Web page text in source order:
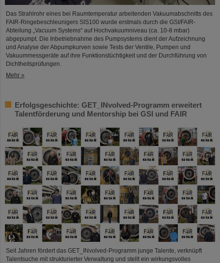
Das Strahlrohr eines bei Raumtemperatur arbeitenden Vakuumabschnitts des
FAIR-Ringebeschleunigers SIS100 wurde erstmals durch die GSI/FAIR-
Abteilung „Vacuum Systems“ auf Hochvakuumniveau (ca. 10-8 mbar)
abgepumpt. Die Inbetriebnahme des Pumpsystems dient der Aufzeichnung
und Analyse der Abpumpkurven sowie Tests der Ventile, Pumpen und
Vakuummessgeräte auf ihre Funktionstüchtigkeit und der Durchführung von
Dichtheitsprüfungen.
Mehr »
Erfolgsgeschichte: GET_INvolved-Programm erweitert
Talentförderung und Mentorship bei GSI und FAIR
Seit Jahren fördert das GET_INvolved-Programm junge Talente, verknüpft
Talentsuche mit strukturierter Verwaltung und stellt ein wirkungsvolles